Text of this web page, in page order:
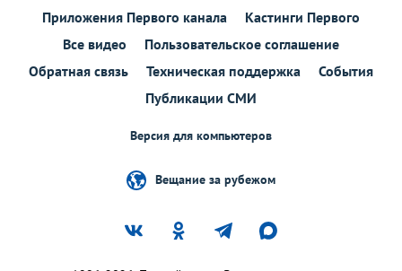
Приложения Первого канала
Кастинги Первого
Все видео
Пользовательское соглашение
Обратная связь
Техническая поддержка
События
Публикации СМИ
Версия для компьютеров
Вещание за рубежом